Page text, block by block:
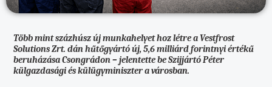
Több mint százhúsz új munkahelyet hoz létre a Vestfrost
Solutions Zrt. dán hűtőgyártó új, 5,6 milliárd forintnyi értékű
beruházása Csongrádon – jelentette be Szijjártó Péter
külgazdasági és külügyminiszter a városban.